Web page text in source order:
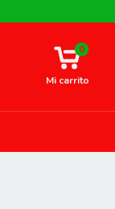
Mi carrito
0